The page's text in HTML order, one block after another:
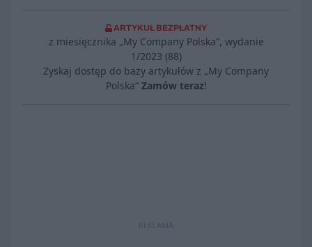
ARTYKUŁ BEZPŁATNY
z miesięcznika „My Company Polska”, wydanie
1/2023 (88)
Zyskaj dostęp do bazy artykułów z „My Company
Polska” Zamów teraz!
REKLAMA